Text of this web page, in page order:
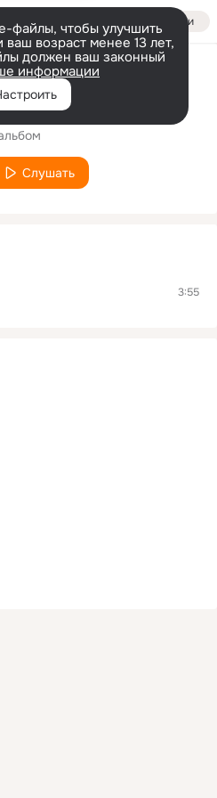
Войти
файлы, чтобы улучшить
возраст менее 13 лет,
должен ваш законный
информации
Слушать
3:55